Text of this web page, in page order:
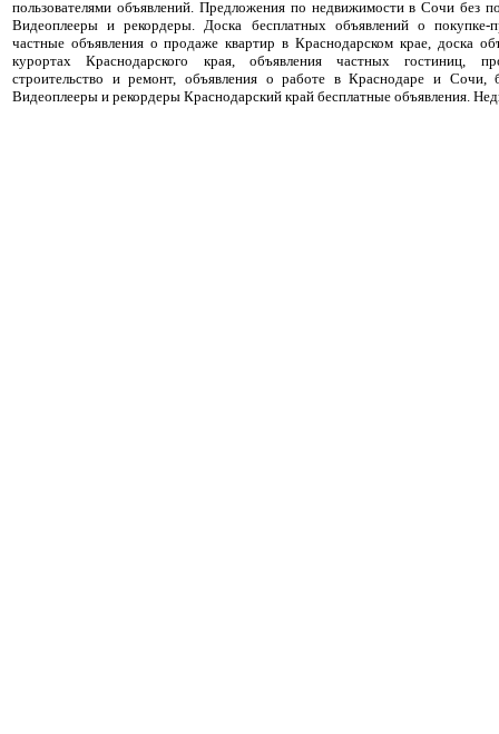
пользователями объявлений. Предложения по недвижимости в Сочи без
Видеоплееры и рекордеры. Доска бесплатных объявлений о покупке-
частные объявления о продаже квартир в Краснодарском крае, доска
курортах Краснодарского края, объявления частных гостиниц,
строительство и ремонт, объявления о работе в Краснодаре и Сочи,
Видеоплееры и рекордеры Краснодарский край бесплатные объявления.